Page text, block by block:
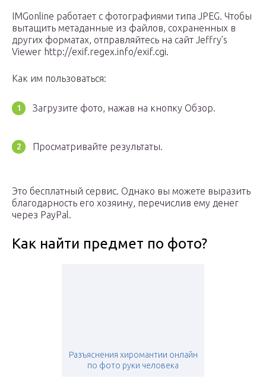
IMGonline работает с фотографиями типа JPEG. Чтобы
вытащить метаданные из файлов, сохраненных в
других форматах, отправляйтесь на сайт Jeffry’s
Viewer http://exif.regex.info/exif.cgi.
Как им пользоваться:
Загрузите фото, нажав на кнопку Обзор.
Просматривайте результаты.
Это бесплатный сервис. Однако вы можете выразить
благодарность его хозяину, перечислив ему денег
через PayPal.
Как найти предмет по фото?
Разъяснения хиромантии онлайн
по фото руки человека